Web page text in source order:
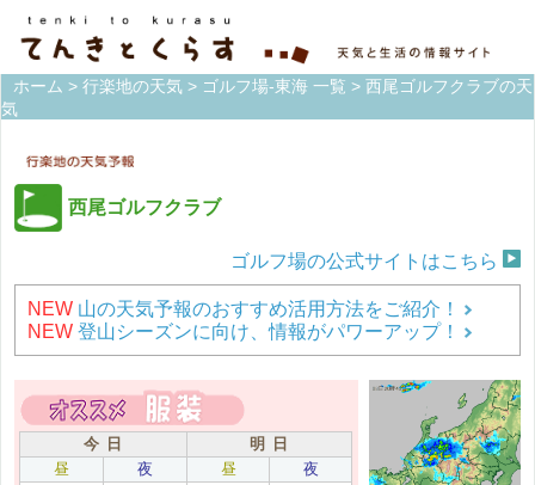
ホーム > 行楽地の天気 > ゴルフ場-東海 一覧 > 西尾ゴルフクラブの天
気
西尾ゴルフクラブ
ゴルフ場の公式サイトはこちら
NEW 山の天気予報のおすすめ活用方法をご紹介！
NEW 登山シーズンに向け、情報がパワーアップ！
今 日
明 日
昼
夜 昼 夜